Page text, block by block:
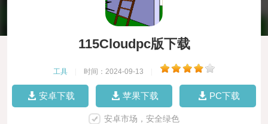
115Cloudpc版下载
工具 时间：2024-09-13
安卓下载 苹果下载 PC下载
安卓市场，安全绿色